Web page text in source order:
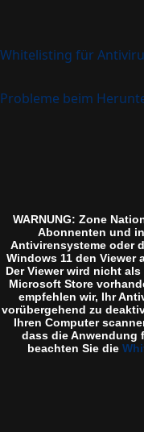
Whitelisting für
Probleme beim
WARNUNG: Zone
Abonnenten und
Antivirensysteme oder
Windows 11 den Viewer
Der Viewer wird nicht
Microsoft Store
empfehlen wir, Ihr
vorübergehend zu
Ihren Computer
dass die Anwendung
beachten Sie die